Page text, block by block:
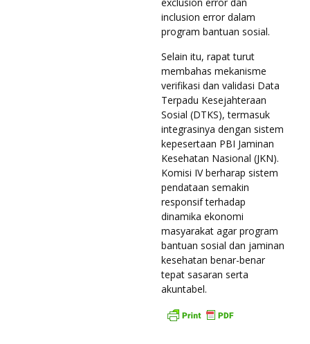
inclusion error dalam
program bantuan sosial.
Selain itu, rapat turut
membahas mekanisme
verifikasi dan validasi Data
Terpadu Kesejahteraan
Sosial (DTKS), termasuk
integrasinya dengan sistem
kepesertaan PBI Jaminan
Kesehatan Nasional (JKN).
Komisi IV berharap sistem
pendataan semakin
responsif terhadap
dinamika ekonomi
masyarakat agar program
bantuan sosial dan jaminan
kesehatan benar-benar
tepat sasaran serta
akuntabel.